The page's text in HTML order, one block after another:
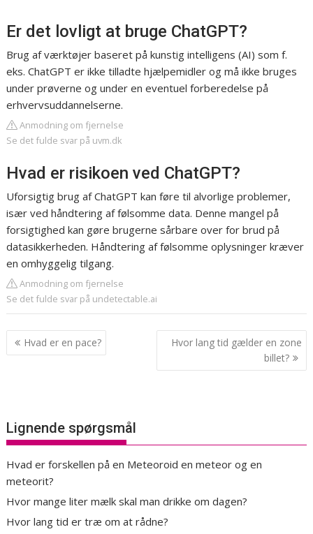
Er det lovligt at bruge ChatGPT?
Brug af værktøjer baseret på kunstig intelligens (AI) som f.
eks. ChatGPT er ikke tilladte hjælpemidler og må ikke bruges
under prøverne og under en eventuel forberedelse på
erhvervsuddannelserne.
Anmodning om fjernelse
Se det fulde svar på uvm.dk
Hvad er risikoen ved ChatGPT?
Uforsigtig brug af ChatGPT kan føre til alvorlige problemer,
især ved håndtering af følsomme data. Denne mangel på
forsigtighed kan gøre brugerne sårbare over for brud på
datasikkerheden. Håndtering af følsomme oplysninger kræver
en omhyggelig tilgang.
Anmodning om fjernelse
Se det fulde svar på undetectable.ai
Indlægsnavigation
Hvad er en pace?
Hvor lang tid gælder en zone
billet?
Lignende spørgsmål
Hvad er forskellen på en Meteoroid en meteor og en
meteorit?
Hvor mange liter mælk skal man drikke om dagen?
Hvor lang tid er træ om at rådne?